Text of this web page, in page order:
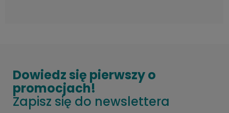
Dowiedz się pierwszy o
promocjach!
Zapisz się do newslettera